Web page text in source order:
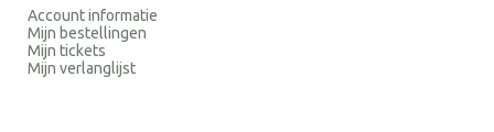
Account informatie
Mijn bestellingen
Mijn tickets
Mijn verlanglijst